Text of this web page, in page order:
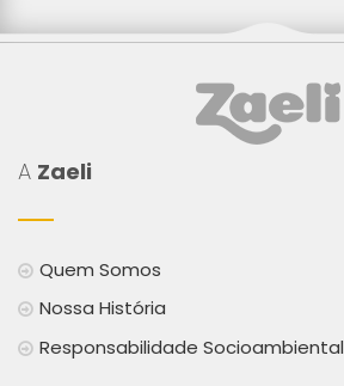
A Zaeli
Quem Somos
Nossa História
Responsabilidade Socioambiental